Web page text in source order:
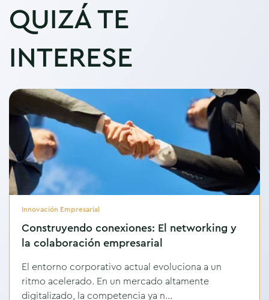
QUIZÁ TE
INTERESE
Innovación Empresarial
Construyendo conexiones: El networking y
la colaboración empresarial
El entorno corporativo actual evoluciona a un
ritmo acelerado. En un mercado altamente
digitalizado, la competencia ya n...